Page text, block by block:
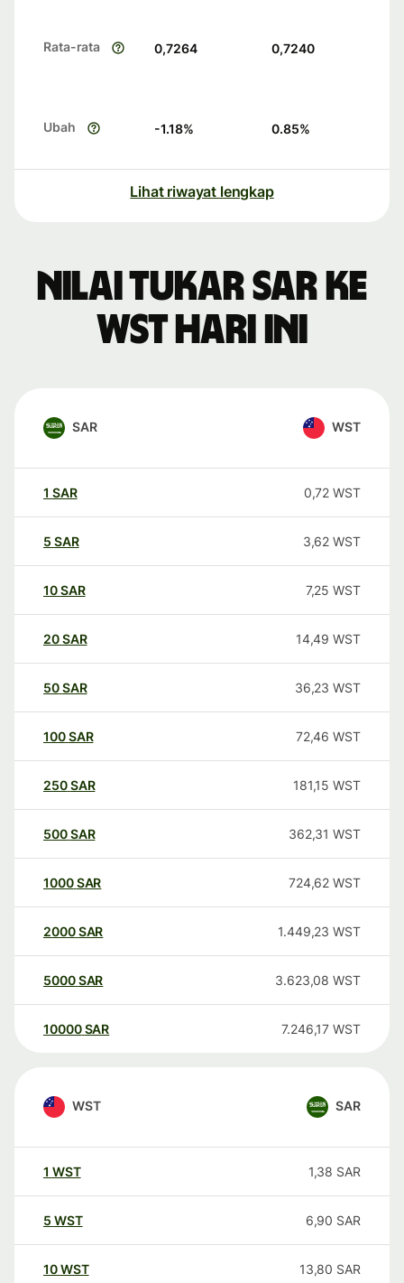
Rata-rata 0,7264 0,7240
Ubah -1.18% 0.85%
Lihat riwayat lengkap
Nilai tukar SAR ke
WST hari ini
SAR WST
1 SAR 0,72 WST
5 SAR 3,62 WST
10SAR 7,25 WST
20SAR 14,49 WST
50SAR 36,23 WST
100SAR 72,46 WST
250SAR 181,15 WST
500SAR 362,31 WST
1000SAR 724,62 WST
2000SAR 1.449,23 WST
5000SAR 3.623,08 WST
10000 SAR 7.246,17 WST
WST SAR
1 WST 1,38 SAR
5 WST 6,90 SAR
10WST 13,80 SAR